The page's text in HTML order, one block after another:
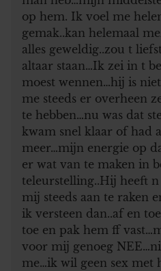
op hem. Ik voel me
gemak..kan helemaal
alles geweldig..zou t
altaar staan…Ik zei in t
moest wennen…hij is
me steeds er overheen
te hebben…nu was dat
kwam snel klaar of had
meer…mijn energie op
er wat van te maken in
teleurstelling..Hij heeft
mij steeds aan te raken
ik versteen dan..af en
toe en pak hem ff
voor mij genoeg
me…ik wil geen sex met